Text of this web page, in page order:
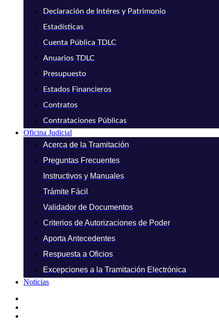
Declaración de Intéres y Patrimonio
Estadísticas
Cuenta Pública TDLC
Anuarios TDLC
Presupuesto
Estados Financieros
Contratos
Contrataciones Públicas
Oficina Judicial
Acerca de la Tramitación
Preguntas Frecuentes
Instructivos y Manuales
Trámite Fácil
Validador de Documentos
Criterios de Autorizaciones de Poder
Aporta Antecedentes
Respuesta a Oficios
Excepciones a la Tramitación Electrónica
Noticias